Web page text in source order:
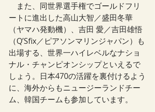
また、同世界選手権でゴールドフリ
ートに進出した高山大智／盛田冬華
（ヤマハ発動機）、吉田 愛／吉田雄悟
（Q’Sfix／ピアソンマリンジャパン）も
出場する、世界一ハイレベルなナショ
ナル・チャンピオンシップといえるで
しょう。日本470の活躍を裏付けるよう
に、海外からもニュージーランドチー
ム、韓国チームも参加しています。